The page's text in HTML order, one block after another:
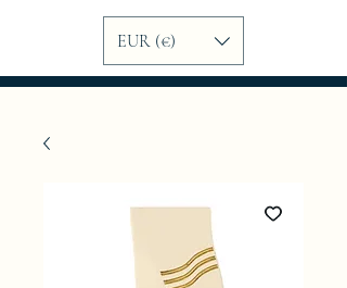
EUR (€)